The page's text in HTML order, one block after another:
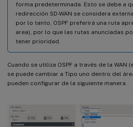
forma predeterminada. Esto se debe a
redirección SD-WAN se considera
por lo tanto, OSPF preferirá una ruta
area), por lo que las rutas anunciadas
tener prioridad.
Cuando se utiliza OSPF a través de la WAN
se puede cambiar a Tipo uno dentro del
pueden configurar de la siguiente manera.